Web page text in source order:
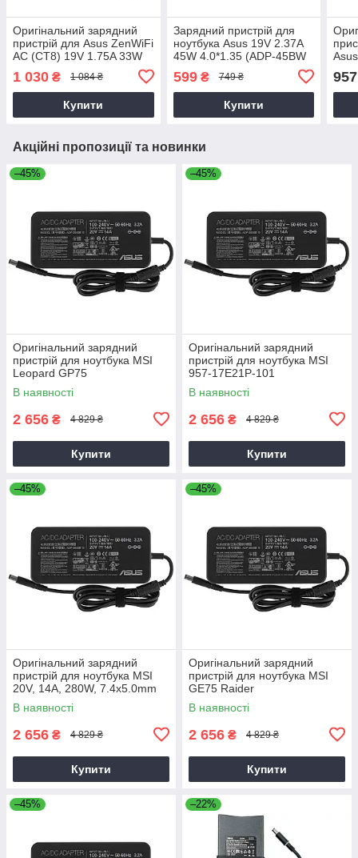
Оригінальний зарядний
пристрій для Asus ZenWiFi
AC (CT8) 19V 1.75A 33W
1 030 ₴ 1 084 ₴
Купити
Зарядний пристрій для
ноутбука Asus 19V 2.37A
45W 4.0*1.35 (ADP-45BW
599₴ 749 ₴
Купити
957
Акційні пропозиції та новинки
–45%
Оригінальний зарядний
пристрій для ноутбука MSI
Leopard GP75
В наявності
2 656 ₴ 4 829 ₴
Купити
–45%
Оригінальний зарядний
пристрій для ноутбука MSI
957-17E21P-101
В наявності
2 656 ₴ 4 829 ₴
Купити
–45%
Оригінальний зарядний
пристрій для ноутбука MSI
20V, 14A, 280W, 7.4x5.0mm
В наявності
2 656 ₴ 4 829 ₴
Купити
–45%
Оригінальний зарядний
пристрій для ноутбука MSI
GE75 Raider
В наявності
2 656 ₴ 4 829 ₴
Купити
–45% –22%